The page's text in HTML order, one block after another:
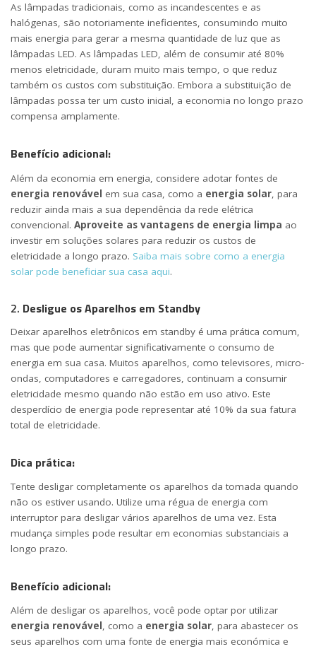
As lâmpadas tradicionais, como as incandescentes e as
halógenas, são notoriamente ineficientes, consumindo muito
mais energia para gerar a mesma quantidade de luz que as
lâmpadas LED. As lâmpadas LED, além de consumir até 80%
menos eletricidade, duram muito mais tempo, o que reduz
também os custos com substituição. Embora a substituição de
lâmpadas possa ter um custo inicial, a economia no longo prazo
compensa amplamente.
Benefício adicional:
Além da economia em energia, considere adotar fontes de
energia renovável em sua casa, como a energia solar, para
reduzir ainda mais a sua dependência da rede elétrica
convencional. Aproveite as vantagens de energia limpa ao
investir em soluções solares para reduzir os custos de
eletricidade a longo prazo. Saiba mais sobre como a energia
solar pode beneficiar sua casa aqui.
2. Desligue os Aparelhos em Standby
Deixar aparelhos eletrônicos em standby é uma prática comum,
mas que pode aumentar significativamente o consumo de
energia em sua casa. Muitos aparelhos, como televisores, micro-
ondas, computadores e carregadores, continuam a consumir
eletricidade mesmo quando não estão em uso ativo. Este
desperdício de energia pode representar até 10% da sua fatura
total de eletricidade.
Dica prática:
Tente desligar completamente os aparelhos da tomada quando
não os estiver usando. Utilize uma régua de energia com
interruptor para desligar vários aparelhos de uma vez. Esta
mudança simples pode resultar em economias substanciais a
longo prazo.
Benefício adicional:
Além de desligar os aparelhos, você pode optar por utilizar
energia renovável , como a energia solar, para abastecer os
seus aparelhos com uma fonte de energia mais económica e